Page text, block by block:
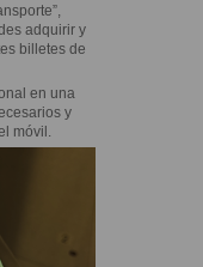
adquirir y
billetes de
en una
y
móvil.